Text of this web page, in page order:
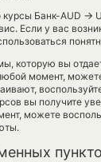
курсы Банк-AUD →
Если у вас
которую вы
момент,
вы получите
можете